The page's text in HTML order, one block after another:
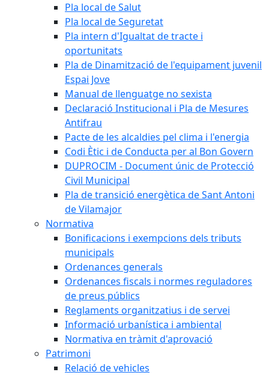
Pla local de Salut
Pla local de Seguretat
Pla intern d'Igualtat de tracte i
oportunitats
Pla de Dinamització de l'equipament juvenil
Espai Jove
Manual de llenguatge no sexista
Declaració Institucional i Pla de Mesures
Antifrau
Pacte de les alcaldies pel clima i l'energia
Codi Ètic i de Conducta per al Bon Govern
DUPROCIM - Document únic de Protecció
Civil Municipal
Pla de transició energètica de Sant Antoni
de Vilamajor
Normativa
Bonificacions i exempcions dels tributs
municipals
Ordenances generals
Ordenances fiscals i normes reguladores
de preus públics
Reglaments organitzatius i de servei
Informació urbanística i ambiental
Normativa en tràmit d'aprovació
Patrimoni
Relació de vehicles